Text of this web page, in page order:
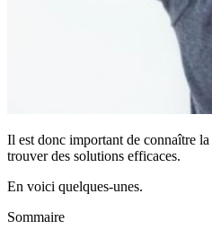
Il est donc important de connaître
trouver des solutions efficaces.
En voici quelques-unes.
Sommaire